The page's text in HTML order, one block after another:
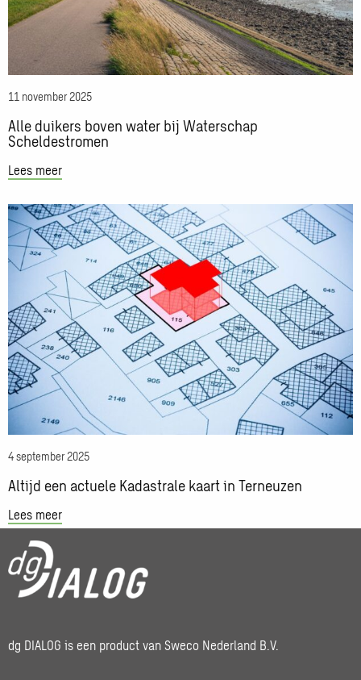
11 november 2025
Alle duikers boven water bij Waterschap
Scheldestromen
Lees meer
Waterschap
Scheldestromen
4 september 2025
Altijd een actuele Kadastrale kaart in Terneuzen
Lees meer
Lees
meer
over
Altijd
actuele
Kadastrale
kaart
in
Terneuzen
dg DIALOG is een product van Sweco Nederland B.V.